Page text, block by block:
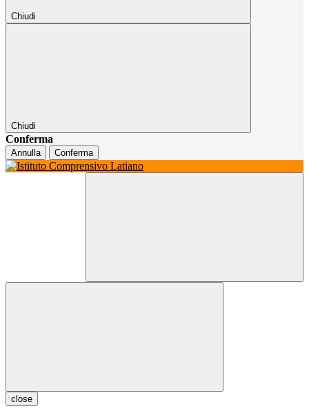
Chiudi
Chiudi
Conferma
Annulla Conferma
close